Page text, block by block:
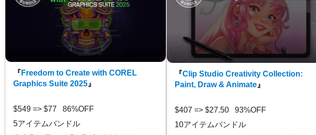
『 Freedom to Create with COREL
Graphics Suite 2025 』
$549 => $77 86%OFF
5アイテムバンドル
『Clip Studio Creativity Collection:
Paint, Draw & Animate 』
$407 => $27.50 93%OFF
10アイテムバンドル